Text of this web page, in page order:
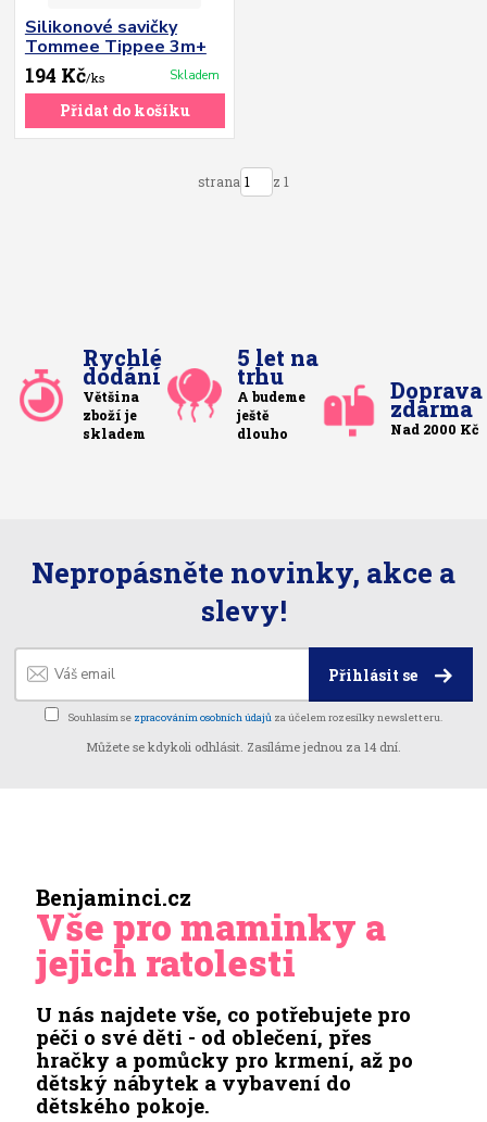
Silikonové savičky
Tommee Tippee 3m+
194 Kč/ks Skladem
Přidat do košíku
strana z 1
Rychlé
dodání
Většina
zboží je
skladem
5 let na
trhu
A budeme
ještě
dlouho
Doprava
zdarma
Nad 2000 Kč
Nepropásněte novinky, akce a
slevy!
Přihlásit se
Souhlasím se zpracováním osobních údajů za účelem rozesílky newsletteru.
Můžete se kdykoli odhlásit. Zasíláme jednou za 14 dní.
Benjaminci.cz
Vše pro maminky a
jejich ratolesti
U nás najdete vše, co potřebujete pro
péči o své děti - od oblečení, přes
hračky a pomůcky pro krmení, až po
dětský nábytek a vybavení do
dětského pokoje.